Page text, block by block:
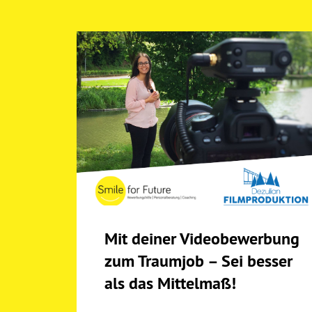
Mit deiner Videobewerbung
zum Traumjob – Sei besser
als das Mittelmaß!